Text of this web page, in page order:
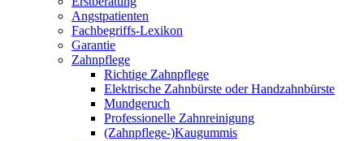
Angstpatienten
Fachbegriffs-Lexikon
Garantie
Zahnpflege
Richtige Zahnpflege
Elektrische Zahnbürste oder Handzahnbürste
Mundgeruch
Professionelle Zahnreinigung
(Zahnpflege-)Kaugummis